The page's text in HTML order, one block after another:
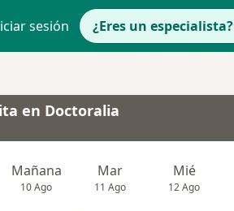
sesión ¿Eres un especialista?
en Doctoralia
Mañana
10 Ago
Mar
11 Ago
Mié
12 Ago